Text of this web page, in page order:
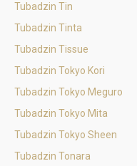
Tubadzin Tin
Tubadzin Tinta
Tubadzin Tissue
Tubadzin Tokyo Kori
Tubadzin Tokyo Meguro
Tubadzin Tokyo Mita
Tubadzin Tokyo Sheen
Tubadzin Tonara